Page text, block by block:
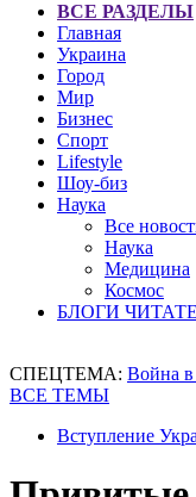
ВСЕ РАЗДЕЛЫ
Главная
Украина
Город
Мир
Бизнес
Спорт
Lifestyle
Шоу-биз
Наука
Все
Наука
Медицина
Космос
БЛОГИ
СПЕЦТЕМА: Война
ВСЕ ТЕМЫ
Вступление